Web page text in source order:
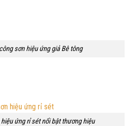
sơn hiệu ứng giả Bê tông
ứng rỉ sét nổi bật thương hiệu